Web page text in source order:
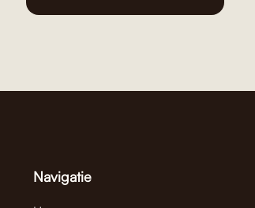
Navigatie